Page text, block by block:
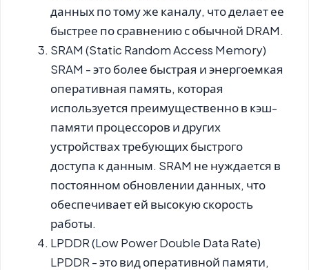
данных по тому же каналу, что делает ее
быстрее по сравнению с обычной DRAM.
SRAM (Static Random Access Memory)
SRAM - это более быстрая и энергоемкая
оперативная память, которая
используется преимущественно в кэш-
памяти процессоров и других
устройствах требующих быстрого
доступа к данным. SRAM не нуждается в
постоянном обновлении данных, что
обеспечивает ей высокую скорость
работы.
LPDDR (Low Power Double Data Rate)
LPDDR - это вид оперативной памяти,